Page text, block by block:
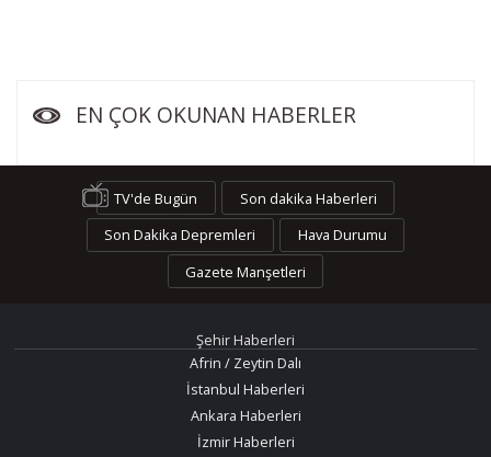
EN ÇOK OKUNAN HABERLER
TV'de Bugün
Son dakika Haberleri
Son Dakika Depremleri
Hava Durumu
Gazete Manşetleri
Şehir Haberleri
Afrin / Zeytin Dalı
İstanbul Haberleri
Ankara Haberleri
İzmir Haberleri